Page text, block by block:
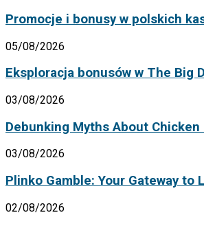
Promocje i bonusy w polskich
05/08/2026
Eksploracja bonusów w The Big
03/08/2026
Debunking Myths About Chicken
03/08/2026
Plinko Gamble: Your Gateway to
02/08/2026